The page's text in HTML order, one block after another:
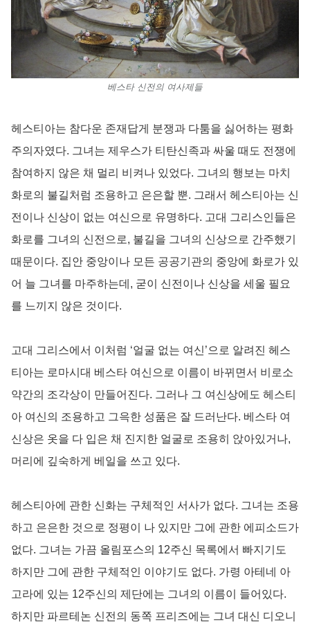
베스타 신전의 여사제들
헤스티아는 참다운 존재답게 분쟁과 다툼을 싫어하는 평화
주의자였다. 그녀는 제우스가 티탄신족과 싸울 때도 전쟁에
참여하지 않은 채 멀리 비켜나 있었다. 그녀의 행보는 마치
화로의 불길처럼 조용하고 은은할 뿐. 그래서 헤스티아는 신
전이나 신상이 없는 여신으로 유명하다. 고대 그리스인들은
화로를 그녀의 신전으로, 불길을 그녀의 신상으로 간주했기
때문이다. 집안 중앙이나 모든 공공기관의 중앙에 화로가 있
어 늘 그녀를 마주하는데, 굳이 신전이나 신상을 세울 필요
를 느끼지 않은 것이다.
고대 그리스에서 이처럼 ‘얼굴 없는 여신’으로 알려진 헤스
티아는 로마시대 베스타 여신으로 이름이 바뀌면서 비로소
약간의 조각상이 만들어진다. 그러나 그 여신상에도 헤스티
아 여신의 조용하고 그윽한 성품은 잘 드러난다. 베스타 여
신상은 옷을 다 입은 채 진지한 얼굴로 조용히 앉아있거나,
머리에 깊숙하게 베일을 쓰고 있다.
헤스티아에 관한 신화는 구체적인 서사가 없다. 그녀는 조용
하고 은은한 것으로 정평이 나 있지만 그에 관한 에피소드가
없다. 그녀는 가끔 올림포스의 12주신 목록에서 빠지기도
하지만 그에 관한 구체적인 이야기도 없다. 가령 아테네 아
고라에 있는 12주신의 제단에는 그녀의 이름이 들어있다.
하지만 파르테논 신전의 동쪽 프리즈에는 그녀 대신 디오니